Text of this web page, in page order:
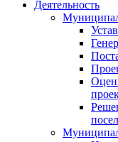
Деятельность